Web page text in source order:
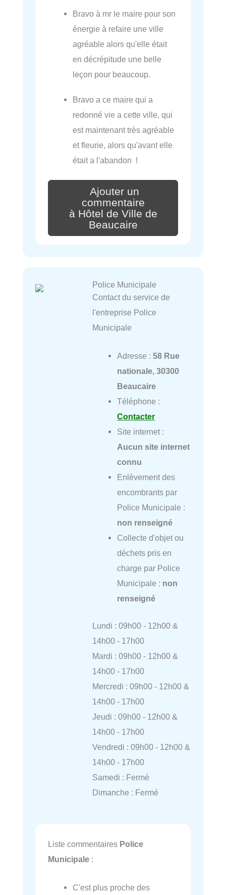
Bravo à mr le maire pour son
énergie à refaire une ville
agréable alors qu'elle était
en décrépitude une belle
leçon pour beaucoup.
Bravo a ce maire qui a
redonné vie a cette ville, qui
est maintenant très agréable
et fleurie, alors qu'avant elle
était a l'abandon !
Ajouter un
commentaire
à Hôtel de Ville de
Beaucaire
Police Municipale
Contact du service de
l'entreprise Police
Municipale
Adresse : 58 Rue
nationale, 30300
Beaucaire
Téléphone :
Contacter
Site internet :
Aucun site internet
connu
Enlèvement des
encombrants par
Police Municipale :
non renseigné
Collecte d'objet ou
déchets pris en
charge par Police
Municipale : non
renseigné
Lundi : 09h00 - 12h00 &
14h00 - 17h00
Mardi : 09h00 - 12h00 &
14h00 - 17h00
Mercredi : 09h00 - 12h00 &
14h00 - 17h00
Jeudi : 09h00 - 12h00 &
14h00 - 17h00
Vendredi : 09h00 - 12h00 &
14h00 - 17h00
Samedi : Fermé
Dimanche : Fermé
Liste commentaires Police
Municipale :
C'est plus proche des